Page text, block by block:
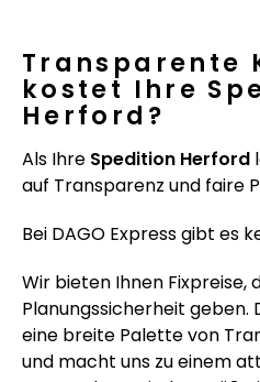
Transparente
kostet Ihre
Herford?
Als Ihre Spedition Herford
auf Transparenz und faire
Bei DAGO Express gibt es
Wir bieten Ihnen Fixpreise,
Planungssicherheit geben.
eine breite Palette von
und macht uns zu einem